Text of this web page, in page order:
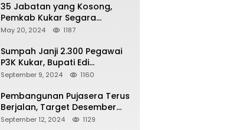
Pembangunan Secara Merata
35 Jabatan yang Kosong,
Pemkab Kukar Segara
Mencari Pejabat yang
May 20, 2024 1187
Sumpah Janji 2.300 Pegawai
P3K Kukar, Bupati Edi
Damansyah Ingatkan
September 9, 2024 1160
Pembangunan Pujasera Terus
Berjalan, Target Desember
2024 Rampung
September 12, 2024 1129